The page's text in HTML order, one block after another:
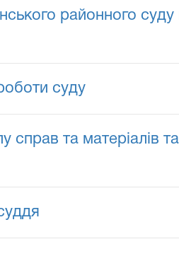
районного
суду
справ та матеріалів